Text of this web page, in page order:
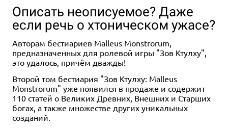
Дополнение 2-5 30-45 7+
Мачи Коро: Шарп
799 ₽
2-5 30-45 7+
Набор игр "Мачи Коро":
1 947 ₽ 2 289 ₽ -15%
Описать неописуемое? Даже
если речь о хтоническом ужасе?
Авторам бестиариев Malleus Monstrorum,
предназначенных для ролевой игры "Зов Ктулху",
это удалось, причём дважды!
Второй том бестиария "Зов Ктулху: Malleus
Monstrorum" уже появился в продаже и содержит
110 статей о Великих Древних, Внешних и Старших
богах, а также множестве других уникальных
созданий.